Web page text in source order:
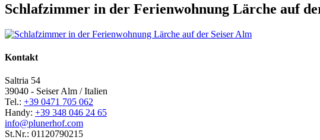
Schlafzimmer in der Ferienwohnung Lärche auf
Kontakt
Saltria 54
39040 - Seiser Alm / Italien
Tel.: +39 0471 705 062
Handy: +39 348 046 24 65
info@plunerhof.com
St.Nr.: 01120790215